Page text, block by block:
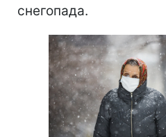
снегопада.